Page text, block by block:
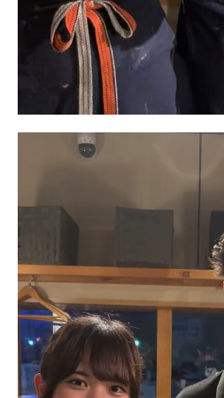
レ
ー
ヤ
ー